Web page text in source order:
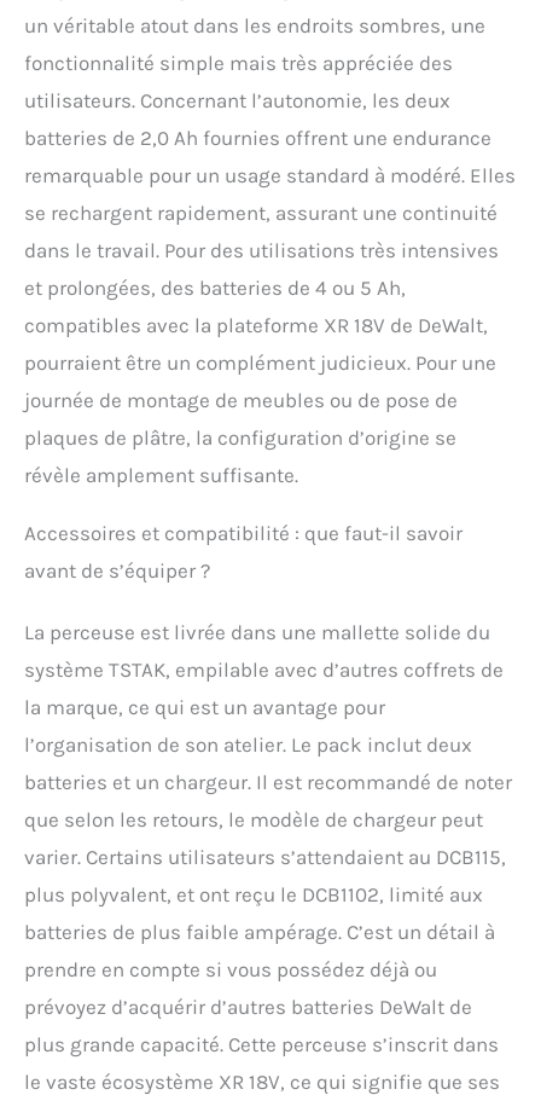
leur capacité de charge
rapide et à leur boîtier
résistant aux chocs, ces
batteries garantissent
des performances
utilisation. CONÇU POUR
LES PROFESSIONNELS
ans, DEWALT est la
marque de choix pour
exigeants qui
nécessitent des outils
conçus pour durer. Avec
un héritage d'excellence
continue, les outils
pour offrir des
exceptionnelle, vous
assurant de pouvoir
plus difficiles avec
confiance et précision.
un véritable atout dans les endroits sombres, une
fonctionnalité simple mais très appréciée des
utilisateurs. Concernant l’autonomie, les deux
batteries de 2,0 Ah fournies offrent une endurance
remarquable pour un usage standard à modéré. Elles
se rechargent rapidement, assurant une continuité
dans le travail. Pour des utilisations très intensives
et prolongées, des batteries de 4 ou 5 Ah,
compatibles avec la plateforme XR 18V de DeWalt,
pourraient être un complément judicieux. Pour une
journée de montage de meubles ou de pose de
plaques de plâtre, la configuration d’origine se
révèle amplement suffisante.
Accessoires et compatibilité : que faut-il savoir
avant de s’équiper ?
La perceuse est livrée dans une mallette solide du
système TSTAK, empilable avec d’autres coffrets de
la marque, ce qui est un avantage pour
l’organisation de son atelier. Le pack inclut deux
batteries et un chargeur. Il est recommandé de noter
que selon les retours, le modèle de chargeur peut
varier. Certains utilisateurs s’attendaient au DCB115,
plus polyvalent, et ont reçu le DCB1102, limité aux
batteries de plus faible ampérage. C’est un détail à
prendre en compte si vous possédez déjà ou
prévoyez d’acquérir d’autres batteries DeWalt de
plus grande capacité. Cette perceuse s’inscrit dans
le vaste écosystème XR 18V, ce qui signifie que ses